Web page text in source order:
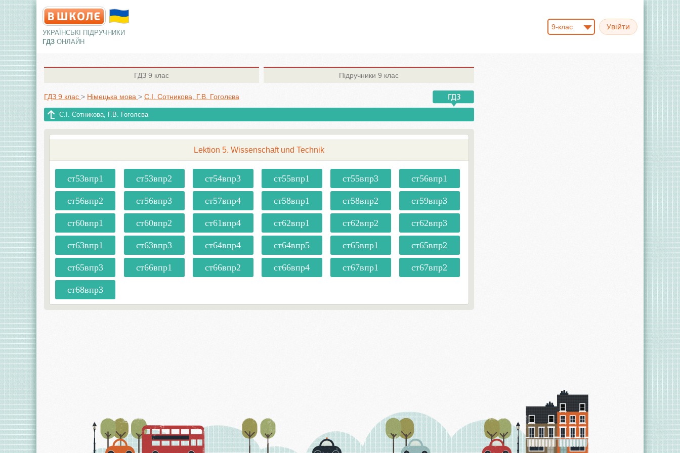
УКРАЇНСЬКІ ПІДРУЧНИКИ
ГДЗ ОНЛАЙН
9-клас
ГДЗ 9 клас Підручники 9 клас
ГДЗ 9 клас > Німецька мова > С.І. Сотникова, Г.В. Гоголєва
С.І. Сотникова, Г.В. Гоголєва
Lektion 5. Wissenschaft und Technik
ст53впр1 ст53впр2 ст54впр3 ст55впр1 ст55впр3 ст56впр1
ст56впр2 ст56впр3 ст57впр4 ст58впр1 ст58впр2 ст59впр3
ст60впр1 ст60впр2 ст61впр4 ст62впр1 ст62впр2 ст62впр3
ст63впр1 ст63впр3 ст64впр4 ст64впр5 ст65впр1 ст65впр2
ст65впр3 ст66впр1 ст66впр2 ст66впр4 ст67впр1 ст67впр2
ст68впр3